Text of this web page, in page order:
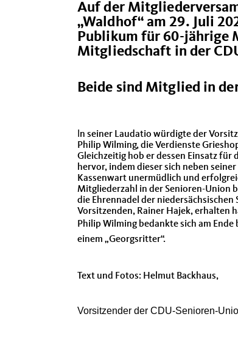
Auf der
Waldhof“ am 29. Juli
Publikum für 60-jährige
Mitgliedschaft in der
Beide sind Mitglied in
n seiner Laudatio würdigte der
Philip Wilming, die Verdienste
Gleichzeitig hob er dessen Einsatz für
hervor, indem dieser sich neben
Kassenwart unermüdlich und
Mitgliederzahl in der Senioren-Union
die Ehrennadel der niedersächsischen
Vorsitzenden, Rainer Hajek, erhalten
Philip Wilming bedankte sich am
einem „Georgsritter“.
Text und Fotos: Helmut Backhaus,
Vorsitzender der CDU-Senioren-